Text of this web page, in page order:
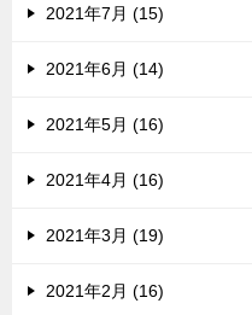
2021年7月 (15)
2021年6月 (14)
2021年5月 (16)
2021年4月 (16)
2021年3月 (19)
2021年2月 (16)